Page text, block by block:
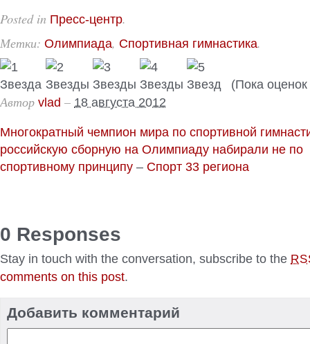
Posted in Пресс-центр.
Метки: Олимпиада, Спортивная гимнастика.
(Пока оценок
Автор vlad – 18 августа 2012
Многократный чемпион мира по спортивной
российскую сборную на Олимпиаду набирали не по
спортивному принципу – Спорт 33 региона
0 Responses
Stay in touch with the conversation, subscribe to the
comments on this post.
Добавить комментарий